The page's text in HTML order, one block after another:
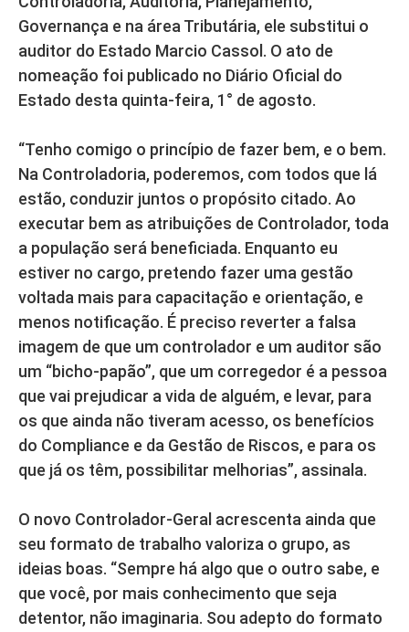
Governança e na área Tributária, ele substitui o
auditor do Estado Marcio Cassol. O ato de
nomeação foi publicado no Diário Oficial do
Estado desta quinta-feira, 1° de agosto.
“Tenho comigo o princípio de fazer bem, e o bem.
Na Controladoria, poderemos, com todos que lá
estão, conduzir juntos o propósito citado. Ao
executar bem as atribuições de Controlador, toda
a população será beneficiada. Enquanto eu
estiver no cargo, pretendo fazer uma gestão
voltada mais para capacitação e orientação, e
menos notificação. É preciso reverter a falsa
imagem de que um controlador e um auditor são
um “bicho-papão”, que um corregedor é a pessoa
que vai prejudicar a vida de alguém, e levar, para
os que ainda não tiveram acesso, os benefícios
do Compliance e da Gestão de Riscos, e para os
que já os têm, possibilitar melhorias”, assinala.
O novo Controlador-Geral acrescenta ainda que
seu formato de trabalho valoriza o grupo, as
ideias boas. “Sempre há algo que o outro sabe, e
que você, por mais conhecimento que seja
detentor, não imaginaria. Sou adepto do formato